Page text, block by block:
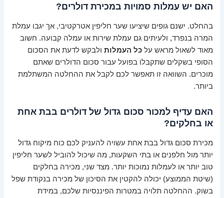
האם יש עמלות סמויות במכירת דולרים?
בהחלט. ישנם גופים שיציעו שער חליפין אטרקטיבי, אך יגבו עמלת
המרה בנפרד, ולעיתים גם עמלת שירות או עמלה קבועה. חשוב
מאוד לשאול מראש עלכל העמלות ולבקש לדעת את הסכום
הסופי בשקלים שתקבלו בפועל עבור סכום הדולרים שאתם
מוכרים. השוואה זו תאפשר לכם לקבל את ההחלטה המשתלמת
ביותר.
האם עדיף למכור סכום גדול של דולרים בבת אחת
או בחלקים?
מכירת סכום גדול בבת אחת עשויה להעניק לכם כוח מיקוח גדול
יותר מול חלפנים או בתי השקעות, מה שיכול להוביל לשער חליפין
טוב יותר או לעמלות נמוכות יותר. מצד שני, מכירה בחלקים
(שיטת הממוצע) יכולה להקטין את הסיכון של מכירה בנקודת שפל
בשוק. ההחלטה תלויה במטרות הפיננסיות שלכם, במידת